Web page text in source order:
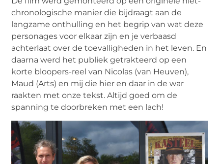
chronologische manier die bijdraagt aan de
langzame onthulling en het begrip van wat deze
personages voor elkaar zijn en je verbaasd
achterlaat over de toevalligheden in het leven. En
daarna werd het publiek getrakteerd op een
korte bloopers-reel van Nicolas (van Heuven),
Maud (Arts) en mij die hier en daar in de war
raakten met onze tekst. Altijd goed om de
spanning te doorbreken met een lach!